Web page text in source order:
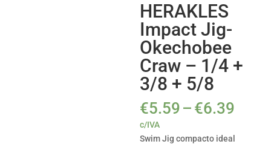
HERAKLES
Impact Jig-
Okechobee
Craw – 1/4 +
3/8 + 5/8
€5.59 – €6.39
c/IVA
Swim Jig compacto ideal